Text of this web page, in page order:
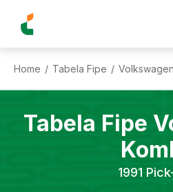
Home / Tabela Fipe / Volkswagen
Tabela Fipe
1991